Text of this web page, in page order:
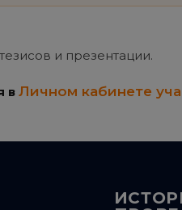
и презентации.
в Личном кабинете